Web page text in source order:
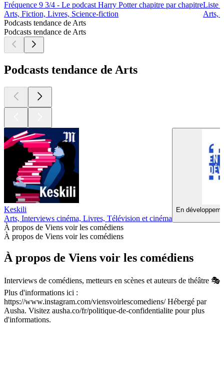
Fréquence 9 3/4 - Le podcast Harry Potter chapitre par chapitre
Arts, Fiction, Livres, Science-fiction
Liste
Arts,
Podcasts tendance de Arts
Podcasts tendance de Arts
Podcasts tendance de Arts
Keskili
Arts, Interviews cinéma, Livres, Télévision et cinéma
En
À propos de Viens voir les comédiens
À propos de Viens voir les comédiens
À propos de Viens voir les comédiens
Interviews de comédiens, metteurs en scènes et auteurs de théâtre 🎭
Plus d'informations ici :
https://www.instagram.com/viensvoirlescomediens/ Hébergé par
Ausha. Visitez ausha.co/fr/politique-de-confidentialite pour plus
d'informations.